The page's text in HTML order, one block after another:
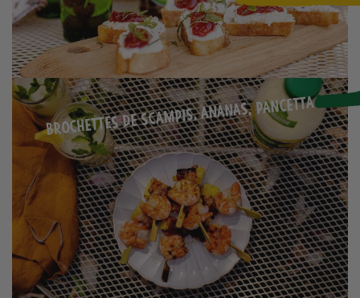
Brochettes de scampis, ananas, pancetta